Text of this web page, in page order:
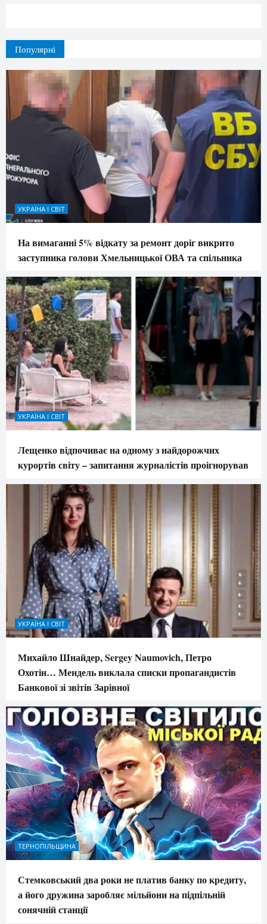
Популярні
УКРАЇНА І СВІТ
На вимаганні 5% відкату за ремонт доріг викрито
заступника голови Хмельницької ОВА та спільника
УКРАЇНА І СВІТ
Лещенко відпочиває на одному з найдорожчих
курортів світу – запитання журналістів проігнорував
УКРАЇНА І СВІТ
Михайло Шнайдер, Sergey Naumovich, Петро
Охотін… Мендель виклала списки пропагандистів
Банкової зі звітів Зарівної
ТЕРНОПІЛЬЩИНА
Стемковський два роки не платив банку по кредиту,
а його дружина заробляє мільйони на підпільній
сонячній станції